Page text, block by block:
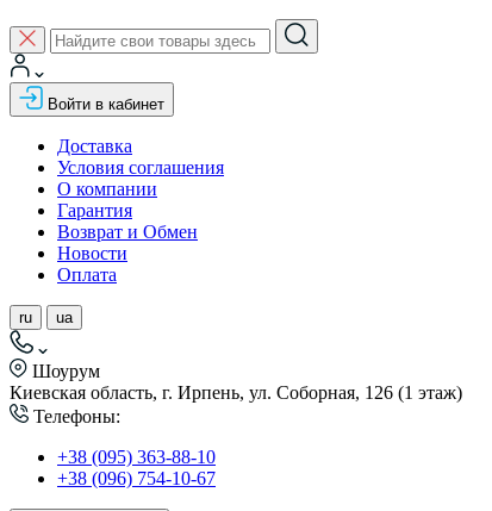
Войти в кабинет
Доставка
Условия соглашения
О компании
Гарантия
Возврат и Обмен
Новости
Оплата
ru ua
Шоурум
Киевская область, г. Ирпень, ул. Соборная, 126 (1 этаж)
Телефоны:
+38 (095) 363-88-10
+38 (096) 754-10-67